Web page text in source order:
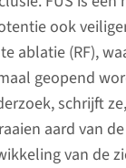
ook
ablatie (RF),
geopend
schrijft
aard van
van de